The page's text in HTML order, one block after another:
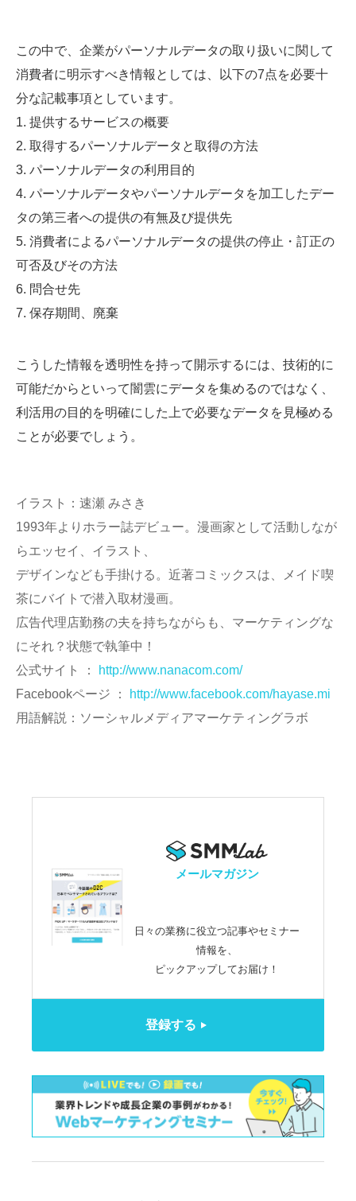
この中で、企業がパーソナルデータの取り扱いに関して
消費者に明示すべき情報としては、以下の7点を必要十
分な記載事項としています。
1. 提供するサービスの概要
2. 取得するパーソナルデータと取得の方法
3. パーソナルデータの利用目的
4. パーソナルデータやパーソナルデータを加工したデー
タの第三者への提供の有無及び提供先
5. 消費者によるパーソナルデータの提供の停止・訂正の
可否及びその方法
6. 問合せ先
7. 保存期間、廃棄
こうした情報を透明性を持って開示するには、技術的に
可能だからといって闇雲にデータを集めるのではなく、
利活用の目的を明確にした上で必要なデータを見極める
ことが必要でしょう。
イラスト：速瀬 みさき
1993年よりホラー誌デビュー。漫画家として活動しなが
らエッセイ、イラスト、
デザインなども手掛ける。近著コミックスは、メイド喫
茶にバイトで潜入取材漫画。
広告代理店勤務の夫を持ちながらも、マーケティングな
にそれ？状態で執筆中！
公式サイト ：
http://www.nanacom.com/
Facebookページ ：
http://www.facebook.com/hayase.mi
用語解説：ソーシャルメディアマーケティングラボ
メールマガジン
日々の業務に役立つ記事やセミナー
情報を、
ピックアップしてお届け！
登録する